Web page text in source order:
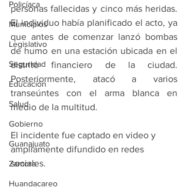
Policíaca
Municipios
Legislativo
Seguridad
Educación
Salud
Gobierno
Guanajuato
Zamora
Huandacareo
personas fallecidas y cinco más heridas.
El individuo había planificado el acto, ya
que antes de comenzar lanzó bombas
de humo en una estación ubicada en el
distrito financiero de la ciudad.
Posteriormente, atacó a varios
transeúntes con el arma blanca en
medio de la multitud.
El incidente fue captado en video y
ampliamente difundido en redes
sociales.